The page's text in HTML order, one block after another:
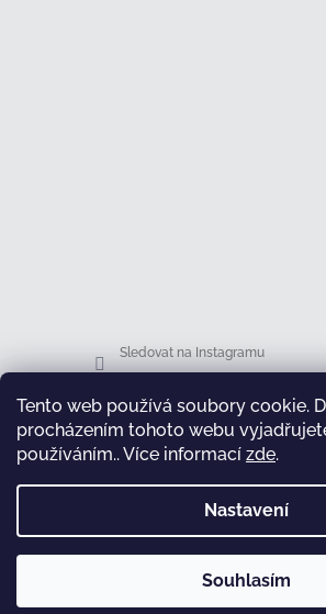
Tento web používá soubory cookie.
procházením tohoto webu
používáním.. Více informací zde.
Nastavení
Souhlasím
Sledovat na Instagramu
Facebook
test
Copyright 2026Honsová
vyhrazena.